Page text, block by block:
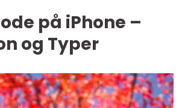
på iPhone –
og Typer